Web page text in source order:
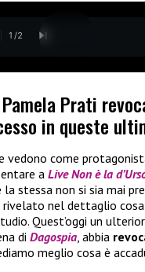
1 /2
Prati
in queste
vedono come
a Live Non è la
la stessa non si sia mai
nel dettaglio
Quest’oggi un
di Dagospia, abbia
meglio cosa è